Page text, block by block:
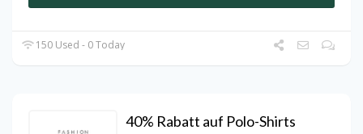
150 Used - 0 Today
40% Rabatt auf Polo-Shirts